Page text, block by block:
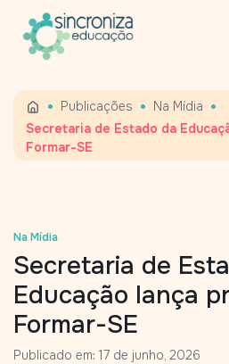
• Publicações • Na Mídia •
Secretaria de Estado da
Formar-SE
Na Mídia
Secretaria de
Educação lança
Formar-SE
Publicado em: 17 de junho, 2026